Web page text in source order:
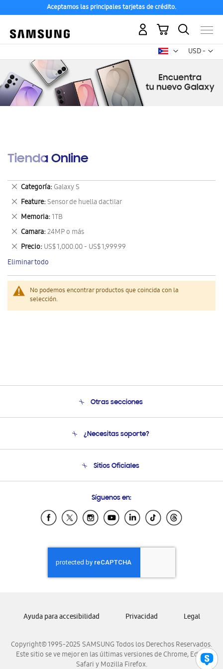
Aceptamos las principales tarjetas de crédito.
USD -
dólar
Mi carrito
Tienda Online
No podemos encontrar productos que coincida con la
selección.
Categoría Galaxy S
Eliminar
este
artículo
Feature Sensor de huella dactilar
Eliminar
este
artículo
Memoria 1TB
Eliminar
este
artículo
Camara 24MP o más
Eliminar
este
artículo
Precio US$ 1,000.00 - US$ 1,999.99
Eliminar
este
artículo
Eliminar todo
Otras secciones
Soporte
Condiciones de Compra
¿Necesitas soporte?
Soporte vía eMail
Sitios Oficiales
Samsung Ecuador
Samsung El Salvador
Samsung Honduras
Samsung Nicaragua
Samsung Panamá
Samsung Venezuela
Síguenos en:
Copyright© 1995-2025 SAMSUNG Todos los Derechos Reservados.
Este sitio se ve mejor en las últimas versiones de Chrome, Edge,
Safari y Mozilla Firefox.
Ayuda para accesibilidad Privacidad Legal